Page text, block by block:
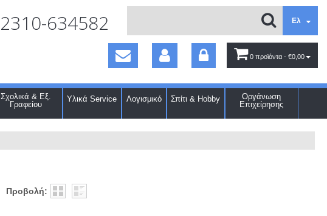
Ελ
2310-634582
0 προϊόντα - €0,00
Σχολικά & Εξ.
Γραφείου
Υλικά Service Λογισμικό Σπίτι & Hobby
Οργάνωση
Επιχείρησης
Προβολή: